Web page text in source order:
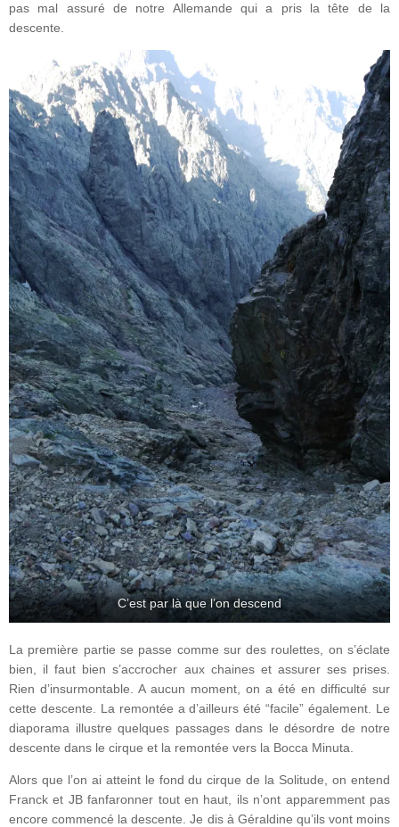
pas mal assuré de notre Allemande qui a pris la tête de la
descente.
C’est par là que l’on descend
La première partie se passe comme sur des roulettes, on s’éclate
bien, il faut bien s’accrocher aux chaines et assurer ses prises.
Rien d’insurmontable. A aucun moment, on a été en difficulté sur
cette descente. La remontée a d’ailleurs été “facile” également. Le
diaporama illustre quelques passages dans le désordre de notre
descente dans le cirque et la remontée vers la Bocca Minuta.
Alors que l’on ai atteint le fond du cirque de la Solitude, on entend
Franck et JB fanfaronner tout en haut, ils n’ont apparemment pas
encore commencé la descente. Je dis à Géraldine qu’ils vont moins